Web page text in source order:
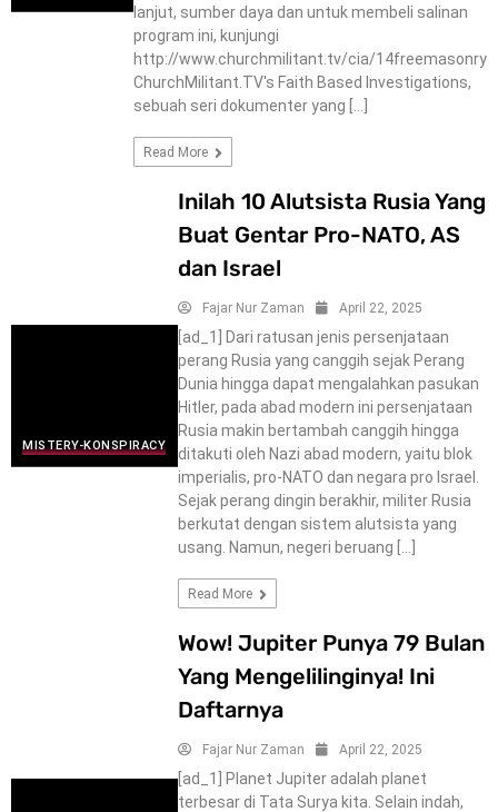
lanjut, sumber daya dan untuk membeli salinan
program ini, kunjungi
http://www.churchmilitant.tv/cia/14freemasonry
ChurchMilitant.TV's Faith Based Investigations,
sebuah seri dokumenter yang […]
Read More
MISTERY-KONSPIRACY
Inilah 10 Alutsista Rusia Yang
Buat Gentar Pro-NATO, AS
dan Israel
Fajar Nur Zaman April 22, 2025
[ad_1] Dari ratusan jenis persenjataan
perang Rusia yang canggih sejak Perang
Dunia hingga dapat mengalahkan pasukan
Hitler, pada abad modern ini persenjataan
Rusia makin bertambah canggih hingga
ditakuti oleh Nazi abad modern, yaitu blok
imperialis, pro-NATO dan negara pro Israel.
Sejak perang dingin berakhir, militer Rusia
berkutat dengan sistem alutsista yang
usang. Namun, negeri beruang […]
Read More
Wow! Jupiter Punya 79 Bulan
Yang Mengelilinginya! Ini
Daftarnya
Fajar Nur Zaman April 22, 2025
[ad_1] Planet Jupiter adalah planet
terbesar di Tata Surya kita. Selain indah,